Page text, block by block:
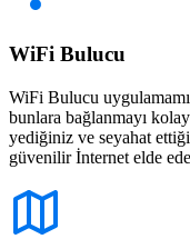
WiFi Bulucu
WiFi Bulucu
bunlara bağlanmayı
yediğiniz ve seyahat
güvenilir İnternet elde